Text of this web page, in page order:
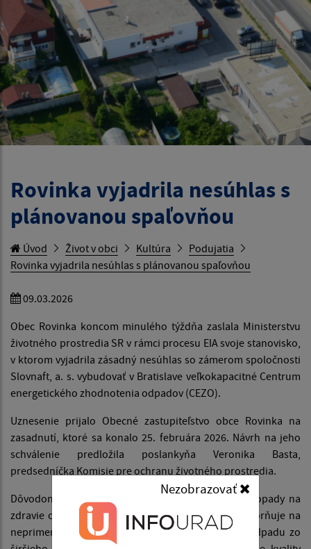
Nezobrazovať
Rovinka vyjadrila nesúhlas s
plánovanou spaľovňou
Úvod Život v obci Kultúra
Podujatia
Rovinka vyjadrila nesúhlas s plánovanou spaľovňou
09.03.2026
Obec Rovinka koncom minulého týždňa zaslala Ministerstvu
životného prostredia SR v rámci procesu EIA svoje stanovisko,
v ktorom vyjadrila zásadný nesúhlas so zámerom spoločnosti
Slovnaft, a. s. vybudovať v Bratislave veľkokapacitné Centrum
energetického zhodnotenia odpadov (CEZO).
Uznesenie prijalo Obecné zastupiteľstvo obce Rovinka na
zasadnutí, ktoré sa konalo 25. februára 2026. Návrh na jeho
schválenie predložila poslankyňa Veronika Basta,
predsedníčka Komisie pre ochranu životného prostredia.
Dôvodom nesúhlasu sú najmä možné negatívne dopady na
zdravie obyvateľov a životné prostredie. Obec upozorňuje na
neprimeranú kapacitu zariadenia, riziko dovozu odpadu zo